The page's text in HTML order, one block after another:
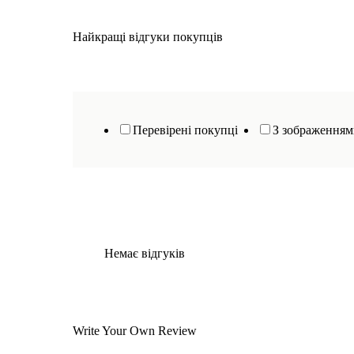
Найкращі відгуки покупців
Перевірені покупці З
Немає відгуків
Write Your Own Review